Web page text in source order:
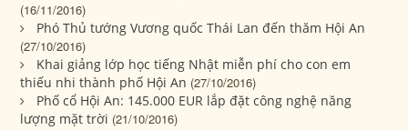
(16/11/2016)
Phó Thủ tướng Vương quốc Thái Lan đến thăm Hội An
(27/10/2016)
Khai giảng lớp học tiếng Nhật miễn phí cho con em
thiếu nhi thành phố Hội An (27/10/2016)
Phố cổ Hội An: 145.000 EUR lắp đặt công nghệ năng
lượng mặt trời (21/10/2016)